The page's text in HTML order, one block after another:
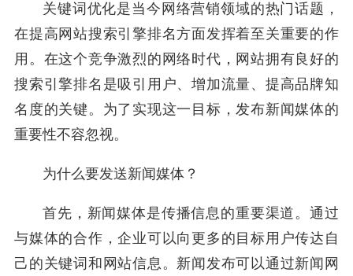
关键词优化是当今网络营销领域的热门话题，
在提高网站搜索引擎排名方面发挥着至关重要的作
用。在这个竞争激烈的网络时代，网站拥有良好的
搜索引擎排名是吸引用户、增加流量、提高品牌知
名度的关键。为了实现这一目标，发布新闻媒体的
重要性不容忽视。
为什么要发送新闻媒体？
首先，新闻媒体是传播信息的重要渠道。通过
与媒体的合作，企业可以向更多的目标用户传达自
己的关键词和网站信息。新闻发布可以通过新闻网